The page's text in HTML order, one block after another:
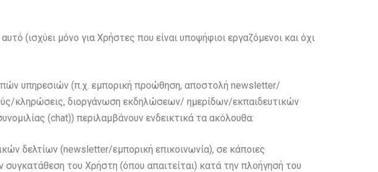
(ισχύει μόνο για Χρήστες που είναι υποψήφιοι εργαζόμενοι και όχι
υπηρεσιών (π.χ. εμπορική προώθηση, αποστολή newsletter/
κληρώσεις, διοργάνωση εκδηλώσεων/ ημερίδων/εκπαιδευτικών
(chat)) περιλαμβάνουν ενδεικτικά τα ακόλουθα:
δελτίων (newsletter/εμπορική επικοινωνία), σε κάποιες
του Χρήστη (όπου απαιτείται) κατά την πλοήγησή του